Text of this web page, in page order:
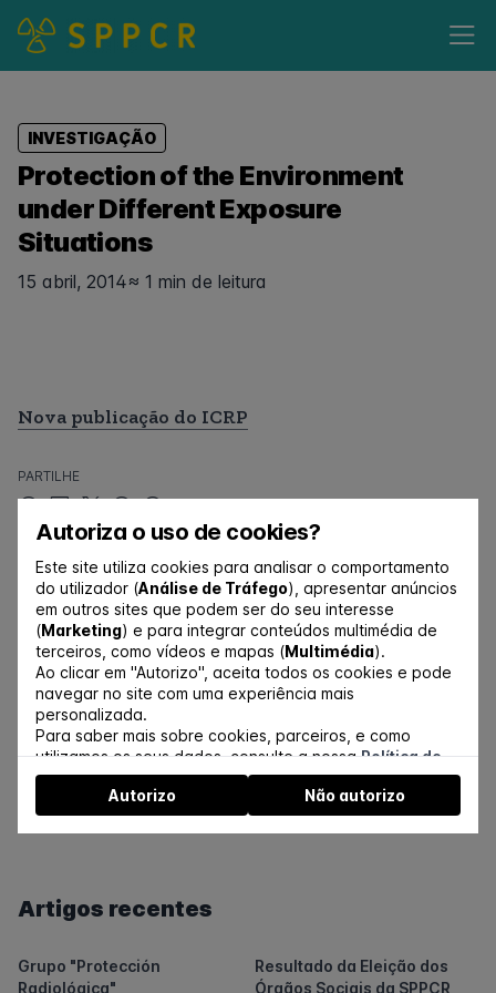
Autoriza o uso de cookies?
Este site utiliza cookies para analisar o comportamento
do utilizador (Análise de Tráfego), apresentar anúncios
em outros sites que podem ser do seu interesse
(Marketing) e para integrar conteúdos multimédia de
terceiros, como vídeos e mapas (Multimédia).
Ao clicar em "Autorizo", aceita todos os cookies e pode
navegar no site com uma experiência mais
personalizada.
Para saber mais sobre cookies, parceiros, e como
utilizamos os seus dados, consulte a nossaPolítica de
Cookies.
Pode gerir a autorização a partir do link no rodapé do
website.
Autorizo Não autorizo
INVESTIGAÇÃO
Protection of the Environment
under Different Exposure
Situations
15 abril, 2014≈ 1 min de leitura
Nova publicação do ICRP
PARTILHE
Artigos relacionados
International Joint
Conference 2024: Livro de
Resumos
A Universidade de Coimbra
recebeu investigadores
internacionais para curso
sobre medidas de
monitorização, prevenção e
remediação do radão em
edifícios
Internacional de Energia
Atómica afirma que Portugal
está comprometido com a
melhorias
Foundations of the System of
ICRP
Artigos recentes
Grupo "Protección
Radiológica"
Resultado da Eleição dos
Órgãos Sociais da SPPCR